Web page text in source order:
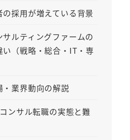
の採用が増えている背景
サルティングファームの
い（戦略・総合・IT・専
・業界動向の解説
ンサル転職の実態と難